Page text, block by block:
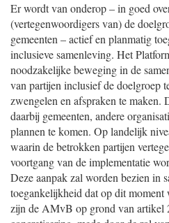
Er wordt van onderop – in goed
(vertegenwoordigers van) de
gemeenten – actief en planmatig
inclusieve samenleving. Het
noodzakelijke beweging in de
van partijen inclusief de doelgroep
zwengelen en afspraken te maken.
daarbij gemeenten, andere
plannen te komen. Op landelijk
waarin de betrokken partijen
voortgang van de implementatie
Deze aanpak zal worden bezien in
toegankelijkheid dat op dit
zijn de AMvB op grond van artikel